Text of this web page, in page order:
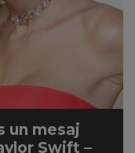
un mesaj
Swift –